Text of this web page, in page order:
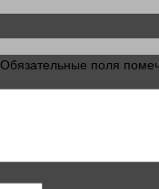
Обязательные поля